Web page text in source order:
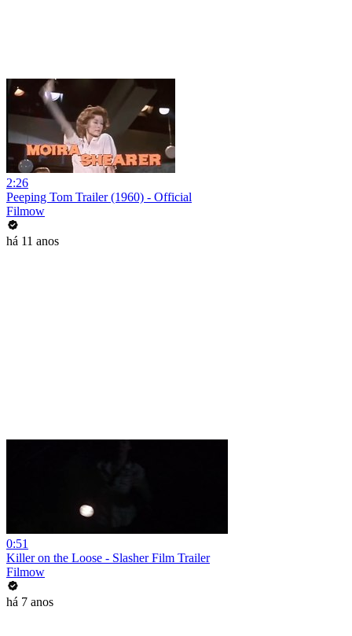
2:26
Peeping Tom Trailer (1960) - Official
Filmow
há 11 anos
0:51
Killer on the Loose - Slasher Film Trailer
Filmow
há 7 anos